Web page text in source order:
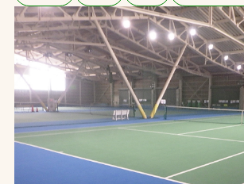
お問合せ
お取引先の皆様へ
プライバシーポリシー
ソーシャルメディアポリシー